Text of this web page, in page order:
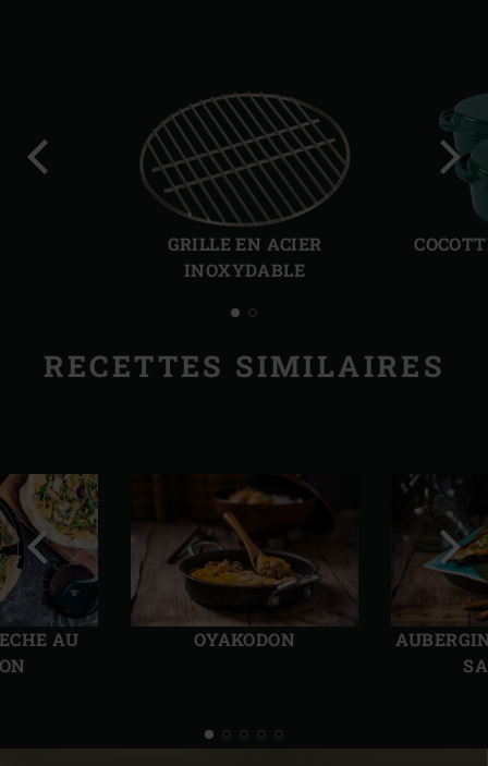
GRILLE EN ACIER
INOXYDABLE
RECETTES SIMILAIRES
AU
OYAKODON
Diapo
précédente